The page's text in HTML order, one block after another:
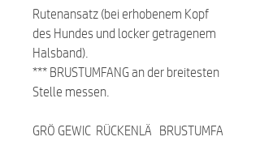
Rutenansatz (bei erhobenem Kopf
des Hundes und locker getragenem
Halsband).
*** BRUSTUMFANG an der breitesten
Stelle messen.
GRÖ GEWIC RÜCKENLÄ BRUSTUMFA